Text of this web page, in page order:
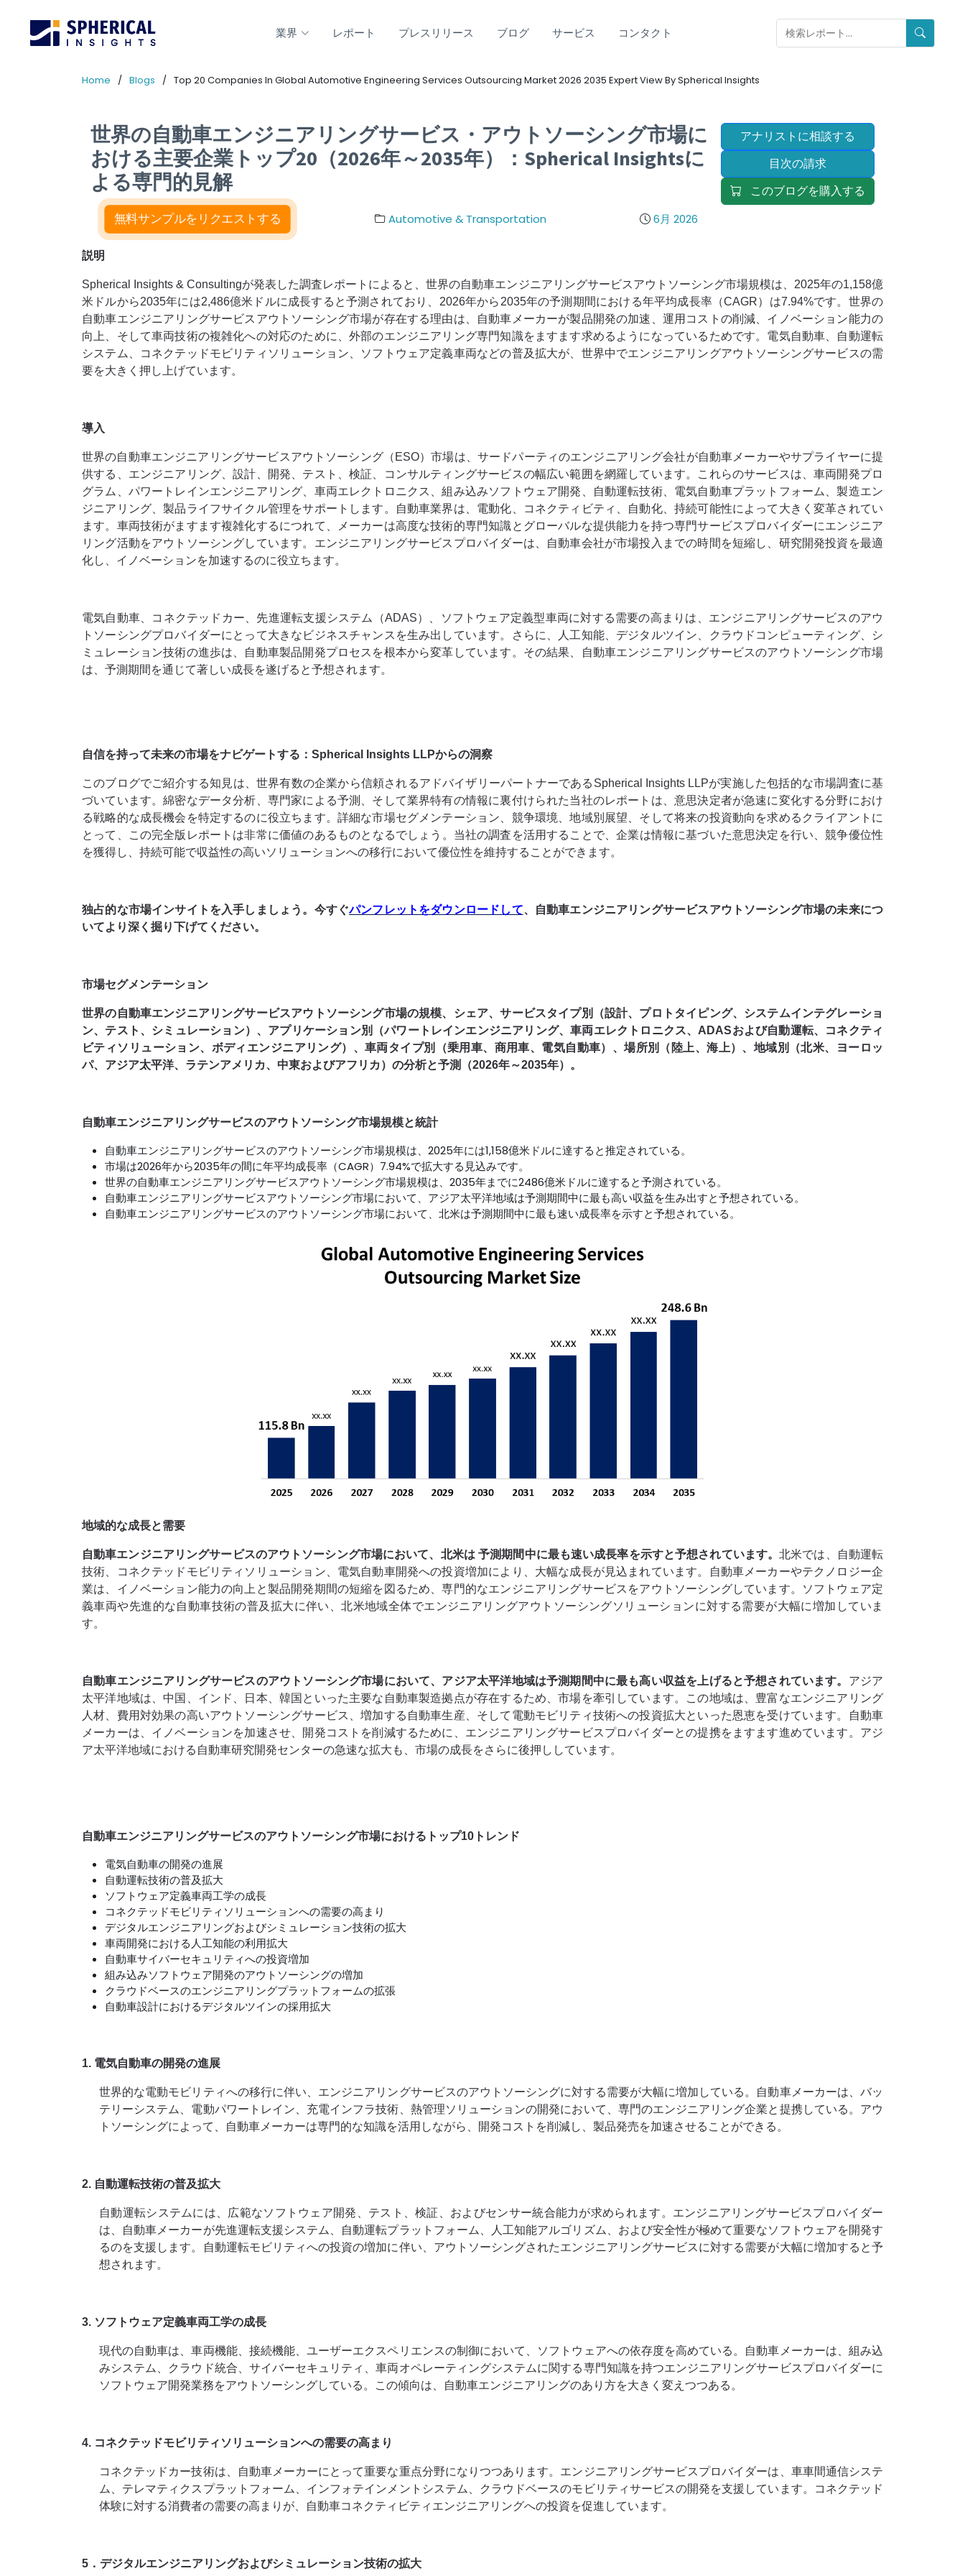
業界 レポート プレスリリース ブログ サービス コンタクト
Home Blogs Top 20 Companies In Global Automotive Engineering Services Outsourcing Market 2026 2035 Expert View By Spherical Insights
世界の自動車エンジニアリングサービス・アウトソーシング市場に
おける主要企業トップ20（2026年～2035年）：Spherical Insightsに
よる専門的見解
無料サンプルをリクエストする Automotive & Transportation 6月 2026
アナリストに相談する
目次の請求
このブログを購入する
説明
Spherical Insights & Consultingが発表した調査レポートによると、世界の自動車エンジニアリングサービスアウトソーシング市場規模は、2025年の1,158億
米ドルから2035年には2,486億米ドルに成長すると予測されており、2026年から2035年の予測期間における年平均成長率（CAGR）は7.94%です。世界の
自動車エンジニアリングサービスアウトソーシング市場が存在する理由は、自動車メーカーが製品開発の加速、運用コストの削減、イノベーション能力の
向上、そして車両技術の複雑化への対応のために、外部のエンジニアリング専門知識をますます求めるようになっているためです。電気自動車、自動運転
システム、コネクテッドモビリティソリューション、ソフトウェア定義車両などの普及拡大が、世界中でエンジニアリングアウトソーシングサービスの需
要を大きく押し上げています。
導入
世界の自動車エンジニアリングサービスアウトソーシング（ESO）市場は、サードパーティのエンジニアリング会社が自動車メーカーやサプライヤーに提
供する、エンジニアリング、設計、開発、テスト、検証、コンサルティングサービスの幅広い範囲を網羅しています。これらのサービスは、車両開発プロ
グラム、パワートレインエンジニアリング、車両エレクトロニクス、組み込みソフトウェア開発、自動運転技術、電気自動車プラットフォーム、製造エン
ジニアリング、製品ライフサイクル管理をサポートします。自動車業界は、電動化、コネクティビティ、自動化、持続可能性によって大きく変革されてい
ます。車両技術がますます複雑化するにつれて、メーカーは高度な技術的専門知識とグローバルな提供能力を持つ専門サービスプロバイダーにエンジニア
リング活動をアウトソーシングしています。エンジニアリングサービスプロバイダーは、自動車会社が市場投入までの時間を短縮し、研究開発投資を最適
化し、イノベーションを加速するのに役立ちます。
電気自動車、コネクテッドカー、先進運転支援システム（ADAS）、ソフトウェア定義型車両に対する需要の高まりは、エンジニアリングサービスのアウ
トソーシングプロバイダーにとって大きなビジネスチャンスを生み出しています。さらに、人工知能、デジタルツイン、クラウドコンピューティング、シ
ミュレーション技術の進歩は、自動車製品開発プロセスを根本から変革しています。その結果、自動車エンジニアリングサービスのアウトソーシング市場
は、予測期間を通じて著しい成長を遂げると予想されます。
自信を持って未来の市場をナビゲートする：Spherical Insights LLPからの洞察
このブログでご紹介する知見は、世界有数の企業から信頼されるアドバイザリーパートナーであるSpherical Insights LLPが実施した包括的な市場調査に基
づいています。綿密なデータ分析、専門家による予測、そして業界特有の情報に裏付けられた当社のレポートは、意思決定者が急速に変化する分野におけ
る戦略的な成長機会を特定するのに役立ちます。詳細な市場セグメンテーション、競争環境、地域別展望、そして将来の投資動向を求めるクライアントに
とって、この完全版レポートは非​​常に価値のあるものとなるでしょう。当社の調査を活用することで、企業は情報に基づいた意思決定を行い、競争優位性
を獲得し、持続可能で収益性の高いソリューションへの移行において優位性を維持することができます。
独占的な市場インサイトを入手しましょう。今すぐパンフレットをダウンロードして、自動車エンジニアリングサービスアウトソーシング市場の未来につ
いてより深く掘り下げてください。
市場セグメンテーション
世界の自動車エンジニアリングサービスアウトソーシング市場の規模、シェア、サービスタイプ別（設計、プロトタイピング、システムインテグレーショ
ン、テスト、シミュレーション）、アプリケーション別（パワートレインエンジニアリング、車両エレクトロニクス、ADASおよび自動運転、コネクティ
ビティソリューション、ボディエンジニアリング）、車両タイプ別（乗用車、商用車、電気自動車）、場所別（陸上、海上）、地域別（北米、ヨーロッ
パ、アジア太平洋、ラテンアメリカ、中東およびアフリカ）の分析と予測（2026年～2035年）。
自動車エンジニアリングサービスのアウトソーシング市場規模と統計
自動車エンジニアリングサービスのアウトソーシング市場規模は、2025年には1,158億米ドルに達すると推定されている。
市場は2026年から2035年の間に年平均成長率（CAGR）7.94%で拡大する見込みです。
世界の自動車エンジニアリングサービスアウトソーシング市場規模は、2035年までに2486億米ドルに達すると予測されている。
自動車エンジニアリングサービスアウトソーシング市場において、アジア太平洋地域は予測期間中に最も高い収益を生み出すと予想されている。
自動車エンジニアリングサービスのアウトソーシング市場において、北米は予測期間中に最も速い成長率を示すと予想されている。
地域的な成長と需要
自動車エンジニアリングサービスのアウトソーシング市場において、北米は 予測期間中に最も速い成長率を示すと予想されています。北米では、自動運転
技術、コネクテッドモビリティソリューション、電気自動車開発への投資増加により、大幅な成長が見込まれています。自動車メーカーやテクノロジー企
業は、イノベーション能力の向上と製品開発期間の短縮を図るため、専門的なエンジニアリングサービスをアウトソーシングしています。ソフトウェア定
義車両や先進的な自動車技術の普及拡大に伴い、北米地域全体でエンジニアリングアウトソーシングソリューションに対する需要が大幅に増加していま
す。
自動車エンジニアリングサービスのアウトソーシング市場において、アジア太平洋地域は予測期間中に最も高い収益を上げると予想されています。 アジア
太平洋地域は、中国、インド、日本、韓国といった主要な自動車製造拠点が存在するため、市場を牽引しています。この地域は、豊富なエンジニアリング
人材、費用対効果の高いアウトソーシングサービス、増加する自動車生産、そして電動モビリティ技術への投資拡大といった恩恵を受けています。自動車
メーカーは、イノベーションを加速させ、開発コストを削減するために、エンジニアリングサービスプロバイダーとの提携をますます進めています。アジ
ア太平洋地域における自動車研究開発センターの急速な拡大も、市場の成長をさらに後押ししています。
自動車エンジニアリングサービスのアウトソーシング市場におけるトップ10トレンド
電気自動車の開発の進展
自動運転技術の普及拡大
ソフトウェア定義車両工学の成長
コネクテッドモビリティソリューションへの需要の高まり
デジタルエンジニアリングおよびシミュレーション技術の拡大
車両開発における人工知能の利用拡大
自動車サイバーセキュリティへの投資増加
組み込みソフトウェア開発のアウトソーシングの増加
クラウドベースのエンジニアリングプラットフォームの拡張
自動車設計におけるデジタルツインの採用拡大
1. 電気自動車の開発の進展
世界的な電動モビリティへの移行に伴い、エンジニアリングサービスのアウトソーシングに対する需要が大幅に増加している。自動車メーカーは、バッ
テリーシステム、電動パワートレイン、充電インフラ技術、熱管理ソリューションの開発において、専門のエンジニアリング企業と提携している。アウ
トソーシングによって、自動車メーカーは専門的な知識を活用しながら、開発コストを削減し、製品発売を加速させることができる。
2. 自動運転技術の普及拡大
自動運転システムには、広範なソフトウェア開発、テスト、検証、およびセンサー統合能力が求められます。エンジニアリングサービスプロバイダー
は、自動車メーカーが先進運転支援システム、自動運転プラットフォーム、人工知能アルゴリズム、および安全性が極めて重要なソフトウェアを開発す
るのを支援します。自動運転モビリティへの投資の増加に伴い、アウトソーシングされたエンジニアリングサービスに対する需要が大幅に増加すると予
想されます。
3. ソフトウェア定義車両工学の成長
現代の自動車は、車両機能、接続機能、ユーザーエクスペリエンスの制御において、ソフトウェアへの依存度を高めている。自動車メーカーは、組み込
みシステム、クラウド統合、サイバーセキュリティ、車両オペレーティングシステムに関する専門知識を持つエンジニアリングサービスプロバイダーに
ソフトウェア開発業務をアウトソーシングしている。この傾向は、自動車エンジニアリングのあり方を大きく変えつつある。
4. コネクテッドモビリティソリューションへの需要の高まり
コネクテッドカー技術は、自動車メーカーにとって重要な重点分野になりつつあります。エンジニアリングサービスプロバイダーは、車車間通信システ
ム、テレマティクスプラットフォーム、インフォテインメントシステム、クラウドベースのモビリティサービスの開発を支援しています。コネクテッド
体験に対する消費者の需要の高まりが、自動車コネクティビティエンジニアリングへの投資を促進しています。
5．デジタルエンジニアリングおよびシミュレーション技術の拡大